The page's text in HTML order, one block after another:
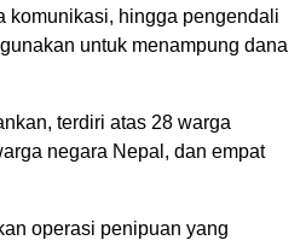
komunikasi, hingga pengendali
untuk menampung dana
terdiri atas 28 warga
negara Nepal, dan empat
operasi penipuan yang